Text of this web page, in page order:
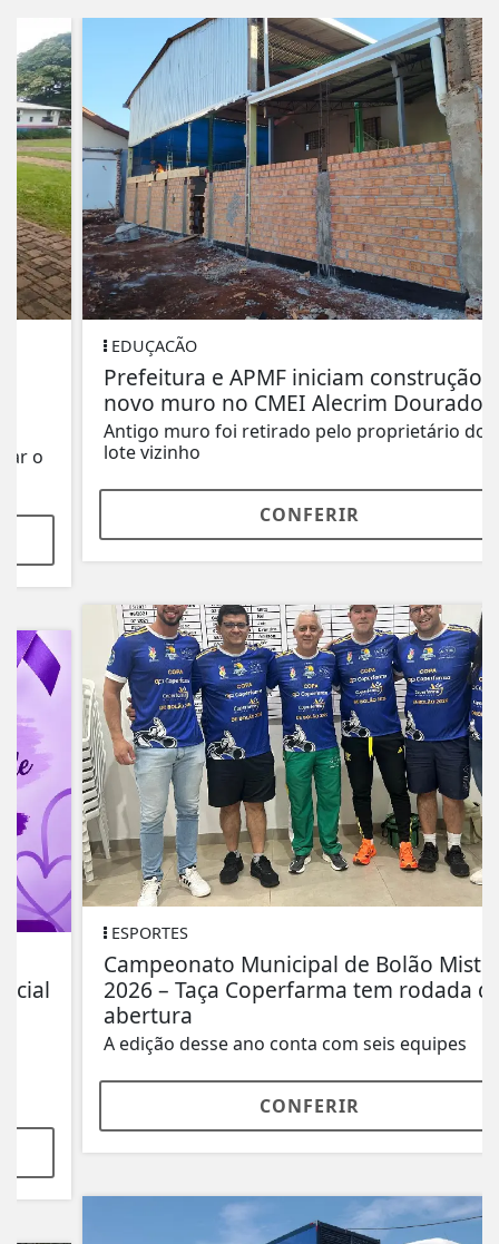
EDUÇACÃO
Prefeitura e APMF iniciam construção de
novo muro no CMEI Alecrim Dourado
Antigo muro foi retirado pelo proprietário do
lote vizinho
CONFERIR
ESPORTES
Campeonato Municipal de Bolão Misto
2026 – Taça Coperfarma tem rodada de
abertura
A edição desse ano conta com seis equipes
CONFERIR